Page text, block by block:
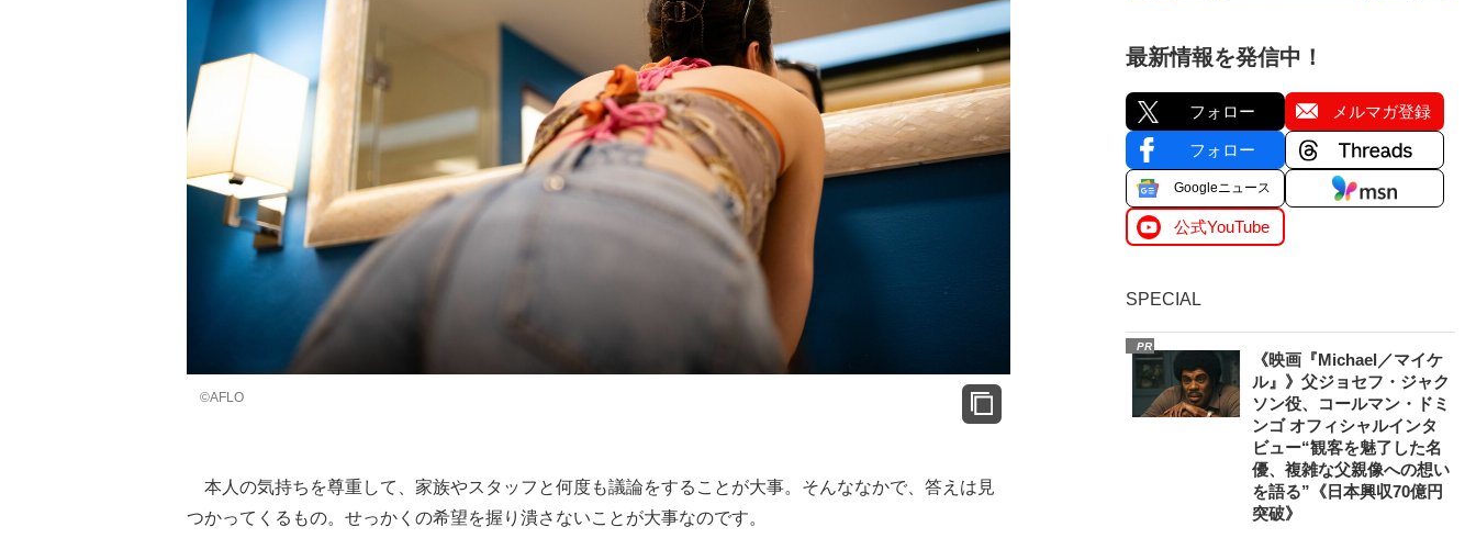
©AFLO
本人の気持ちを尊重して、家族やスタッフと何度も議論をすることが大事。そんななかで、答えは見
つかってくるもの。せっかくの希望を握り潰さないことが大事なのです。
最新情報を発信中！
フォロー メルマガ登録
フォロー
Googleニュース
公式YouTube
SPECIAL
PR
《映画『Michael／マイケ
ル』》父ジョセフ・ジャク
ソン役、コールマン・ドミ
ンゴ オフィシャルインタ
ビュー“観客を魅了した名
優、複雑な父親像への想い
を語る”《日本興収70億円
突破》